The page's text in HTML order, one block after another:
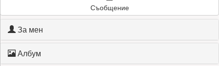
Съобщение
За мен
Албум